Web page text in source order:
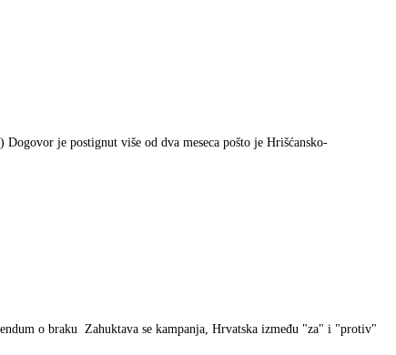
je postignut više od dva meseca pošto je Hrišćansko-
o braku Zahuktava se kampanja, Hrvatska između "za" i "protiv"